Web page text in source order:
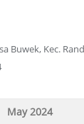
Buwek, Kec.
May 2024